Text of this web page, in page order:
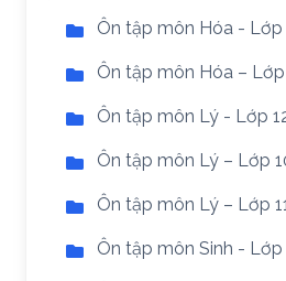
Ôn tập môn Hóa - Lớp
Ôn tập môn Hóa – Lớp
Ôn tập môn Lý - Lớp
Ôn tập môn Lý – Lớp
Ôn tập môn Lý – Lớp
Ôn tập môn Sinh - Lớp